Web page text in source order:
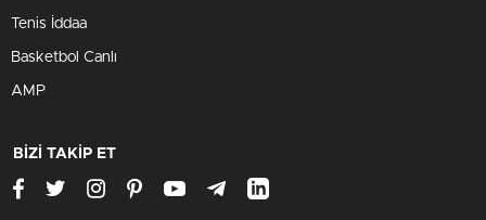
Tenis İddaa
Basketbol Canlı
AMP
BİZİ TAKİP ET